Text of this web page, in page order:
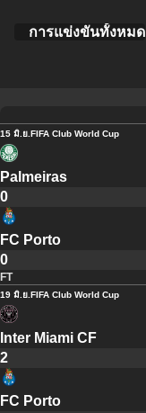
การแข่งขันทั้งหมด
15 มิ.ย. FIFA Club World Cup
Palmeiras
0
FC Porto
0
FT
19 มิ.ย. FIFA Club World Cup
Inter Miami CF
2
FC Porto